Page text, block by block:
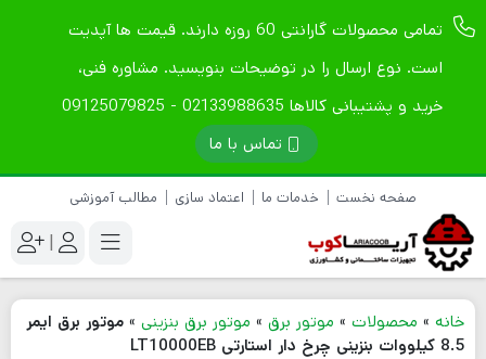
تمامی محصولات گارانتی 60 روزه دارند. قیمت ها آپدیت
است. نوع ارسال را در توضیحات بنویسید. مشاوره فنی،
خرید و پشتیبانی کالاها 02133988635 - 09125079825
تماس با ما
صفحه نخست خدمات ما اعتماد سازی مطالب آموزشی
|
خانه » محصولات » موتور برق » موتور برق بنزینی » موتور برق ایمر
8.5 کیلووات بنزینی چرخ دار استارتی LT10000EB